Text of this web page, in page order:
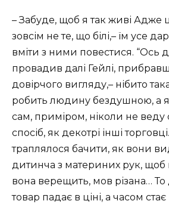
– Забуде, щоб я так живі Адже
зовсім не те, що білі,– їм усе
вміти з ними повестися. “Ось
провадив далі Гейлі,
довірчого вигляду,– нібито
робить людину бездушною, а
сам, приміром, ніколи не веду
спосіб, як декотрі інші
траплялося бачити, як вони
дитинча з материних рук, щоб
вона верещить, мов різана…
товар падає в ціні, а часом стає